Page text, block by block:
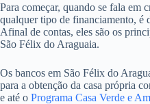
Para começar, quando se fala em
qualquer tipo de financiamento, é
Afinal de contas, eles são os
São Félix do Araguaia.
Os bancos em São Félix do
para a obtenção da casa própria
e até o Programa Casa Verde e